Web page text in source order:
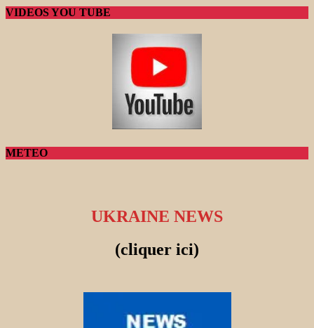
VIDEOS YOU TUBE
METEO
UKRAINE NEWS
(cliquer ici)